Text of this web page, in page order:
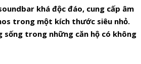
khá độc đáo, cung cấp âm
trong một kích thước siêu nhỏ.
trong những căn hộ có không